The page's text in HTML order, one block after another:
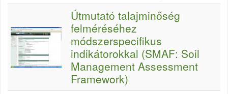
Útmutató talajminőség
felméréséhez
módszerspecifikus
indikátorokkal (SMAF: Soil
Management Assessment
Framework)